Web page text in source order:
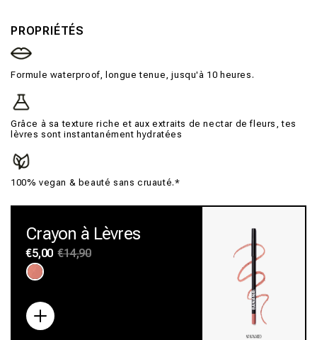
PROPRIÉTÉS
Formule waterproof, longue tenue, jusqu'à 10 heures.
Grâce à sa texture riche et aux extraits de nectar de fleurs, tes
lèvres sont instantanément hydratées
100% vegan & beauté sans cruauté.*
Crayon à Lèvres
Prix
habituel
€5,00 Prix
€14,90
Variante
ou
indisponible
ou
indisponible